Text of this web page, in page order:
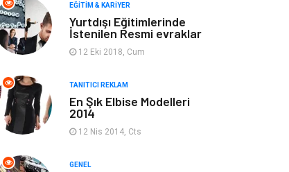
Giyim Keyif & Hobi
Ev Dekorasyon Organizasyon
Finans & Ekonomi Tatil
Anne & Çocuk
Ev İşleri
EĞITIM & KARIYER
Yurtdışı Eğitimlerinde
İstenilen Resmi evraklar
12 Eki 2018, Cum
TANITICI REKLAM
En Şık Elbise Modelleri
2014
12 Nis 2014, Cts
GENEL